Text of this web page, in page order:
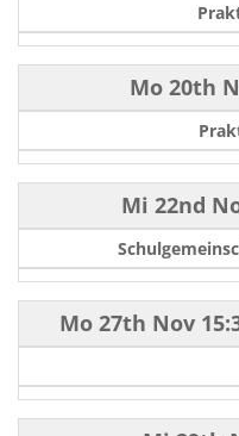
Mo 20th
Mi 22nd
Mo 27th Nov